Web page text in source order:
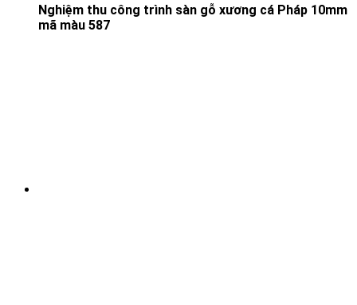
Nghiệm thu công trình sàn gỗ xương cá Pháp 10mm
mã màu 587